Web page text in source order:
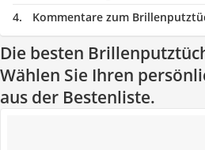
Kommentare zum
Die besten
Wählen Sie Ihren
aus der Bestenliste.